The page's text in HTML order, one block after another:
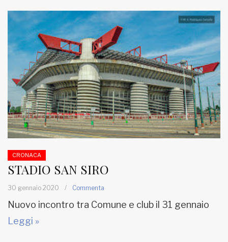
CRONACA
STADIO SAN SIRO
30 gennaio 2020 / Commenta
Nuovo incontro tra Comune e club il 31 gennaio
Leggi »